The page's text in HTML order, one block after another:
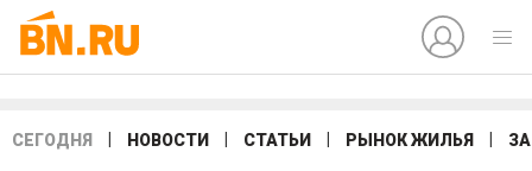
СЕГОДНЯ НОВОСТИ СТАТЬИ РЫНОК ЖИЛЬЯ